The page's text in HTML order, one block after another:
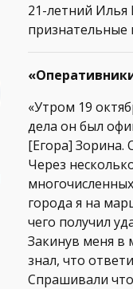
21-летний Илья
признательные
«Утром 19
дела он был
[Егора] Зорина.
Через
города я на
чего получил
Закинув меня в
знал, что
Спрашивали